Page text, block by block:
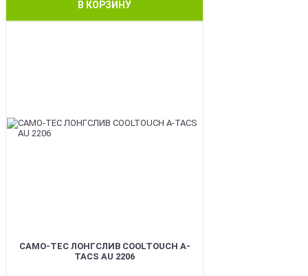
В КОРЗИНУ
CAMO-TEC ЛОНГСЛИВ COOLTOUCH A-
TACS AU 2206